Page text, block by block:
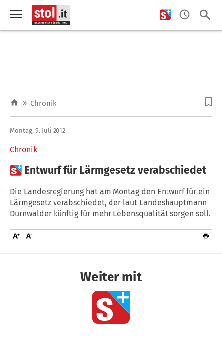
» Chronik
Chronik
Montag, 9. Juli 2012
 Entwurf für Lärmgesetz verabschiedet
Die Landesregierung hat am Montag den Entwurf für ein
Lärmgesetz verabschiedet, der laut Landeshauptmann
Durnwalder künftig für mehr Lebensqualität sorgen soll.